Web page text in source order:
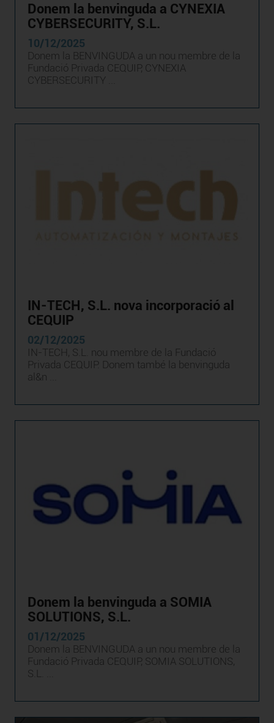
Donem la benvinguda a CYNEXIA
CYBERSECURITY, S.L.
10/12/2025
Donem la BENVINGUDA a un nou membre de la
Fundació Privada CEQUIP, CYNEXIA
CYBERSECURITY ...
IN-TECH, S.L. nova incorporació al
CEQUIP
02/12/2025
IN-TECH, S.L. nou membre de la Fundació
Privada CEQUIP. Donem també la benvinguda
al&n ...
Donem la benvinguda a SOMIA
SOLUTIONS, S.L.
01/12/2025
Donem la BENVINGUDA a un nou membre de la
Fundació Privada CEQUIP, SOMIA SOLUTIONS,
S.L. ...